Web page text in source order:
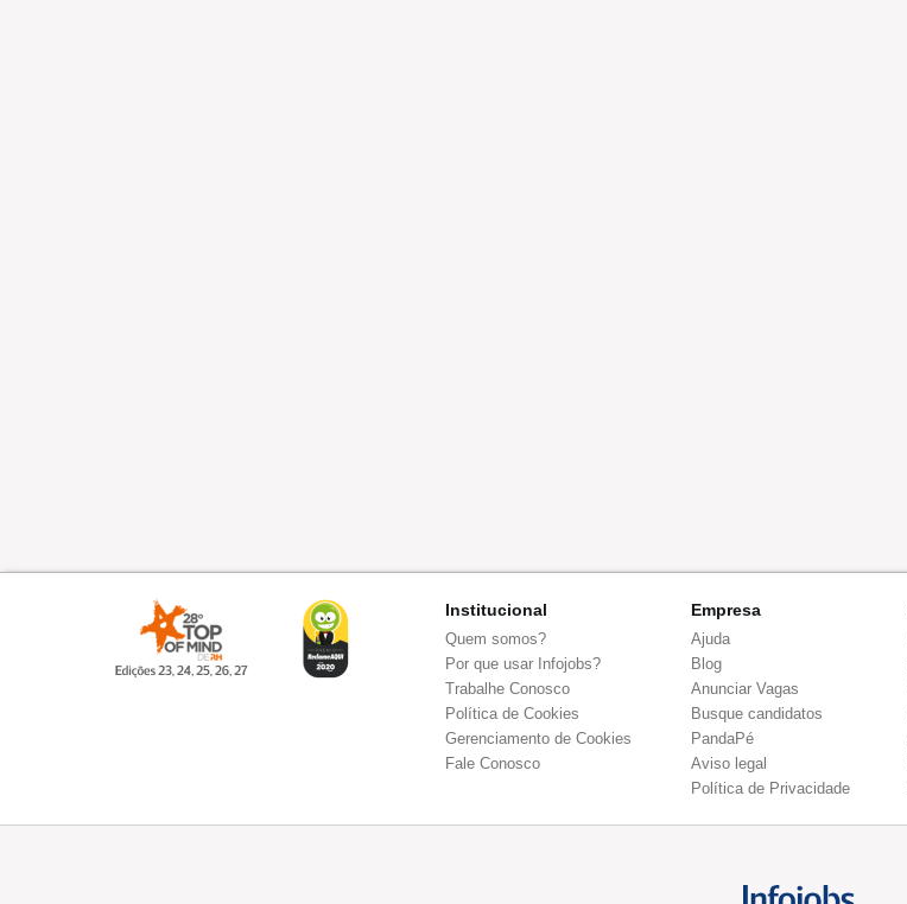
Institucional
Quem somos?
Por que usar Infojobs?
Trabalhe Conosco
Política de Cookies
Gerenciamento de Cookies
Fale Conosco
Empresa
Ajuda
Blog
Anunciar Vagas
Busque candidatos
PandaPé
Aviso legal
Política de Privacidade